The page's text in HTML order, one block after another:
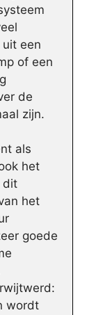
een
of een
de
zijn.
als
het
dit
het
goede
wordt